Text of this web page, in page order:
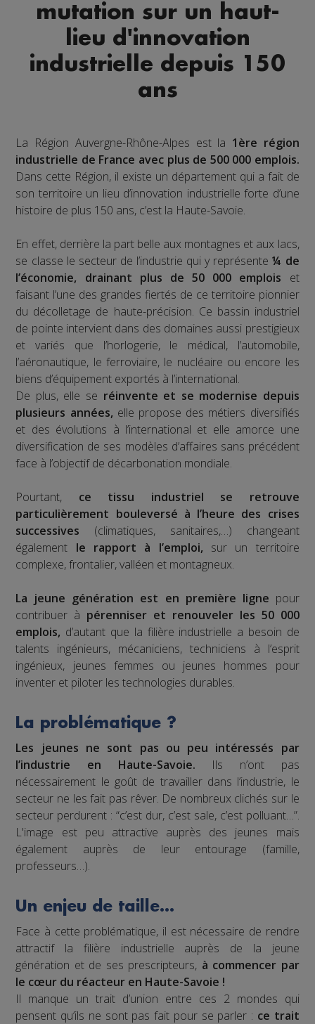
mutation sur un haut-
lieu d'innovation
industrielle depuis 150
ans
La Région Auvergne-Rhône-Alpes est la 1ère région
industrielle de France avec plus de 500 000 emplois.
Dans cette Région, il existe un département qui a fait de
son territoire un lieu d’innovation industrielle forte d’une
histoire de plus 150 ans, c’est la Haute-Savoie.
En effet, derrière la part belle aux montagnes et aux lacs,
se classe le secteur de l’industrie qui y représente¼ de
l’économie, drainant plus de 50 000 emplois et
faisant l’une des grandes fiertés de ce territoire pionnier
du décolletage de haute-précision. Ce bassin industriel
de pointe intervient dans des domaines aussi prestigieux
et variés que l’horlogerie, le médical, l’automobile,
l’aéronautique, le ferroviaire, le nucléaire ou encore les
biens d’équipement exportés à l’international.
De plus, elle se réinvente et se modernise depuis
plusieurs années, elle propose des métiers diversifiés
et des évolutions à l’international et elle amorce une
diversification de ses modèles d’affaires sans précédent
face à l’objectif de décarbonation mondiale.
Pourtant, ce tissu industriel se retrouve
particulièrement bouleversé à l’heure des crises
successives (climatiques, sanitaires,…) changeant
également le rapport à l’emploi, sur un territoire
complexe, frontalier, valléen et montagneux.
La jeune génération est en première ligne pour
contribuer à pérenniser et renouveler les 50 000
emplois, d’autant que la filière industrielle a besoin de
talents ingénieurs, mécaniciens, techniciens à l’esprit
ingénieux, jeunes femmes ou jeunes hommes pour
inventer et piloter les technologies durables.
La problématique ?
Les jeunes ne sont pas ou peu intéressés par
l’industrie en Haute-Savoie. Ils n’ont pas
nécessairement le goût de travailler dans l’industrie, le
secteur ne les fait pas rêver. De nombreux clichés sur le
secteur perdurent : “c’est dur, c’est sale, c’est polluant…”.
L'image est peu attractive auprès des jeunes mais
également auprès de leur entourage (famille,
professeurs…).
Un enjeu de taille…
Face à cette problématique, il est nécessaire de rendre
attractif la filière industrielle auprès de la jeune
génération et de ses prescripteurs, à commencer par
le cœur du réacteur en Haute-Savoie !
Il manque un trait d’union entre ces 2 mondes qui
pensent qu’ils ne sont pas fait pour se parler : ce trait